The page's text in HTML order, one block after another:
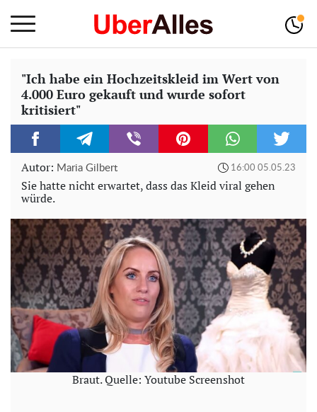
"Ich habe ein Hochzeitskleid im Wert von
4.000 Euro gekauft und wurde sofort
kritisiert"
Autor: Maria Gilbert 16:00 05.05.23
Sie hatte nicht erwartet, dass das Kleid viral gehen
würde.
Braut. Quelle: Youtube Screenshot